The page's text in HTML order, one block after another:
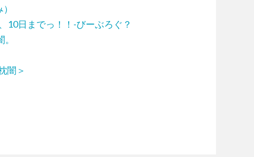
10日までっ！！-びーぶろぐ？
闇＞